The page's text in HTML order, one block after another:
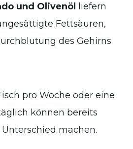
und Olivenöl
liefern
Fettsäuren,
des Gehirns
pro Woche oder eine
können bereits
machen.